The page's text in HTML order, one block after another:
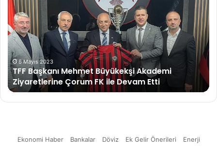
Paketi
ile
Türkiye’ye
döviz
girdisi
sağlayacak
8 Eylül 2022
Fuzul, Memleketim Paketi ile Türkiye’ye
girdisi sağlayacak
Ekonomi Haber Bankalar Döviz Ek Gelir Önerileri Enerji